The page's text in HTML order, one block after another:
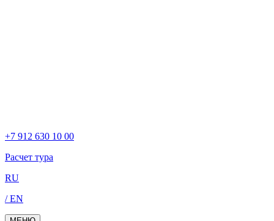
+7 912 630 10 00
Расчет тура
RU
/ EN